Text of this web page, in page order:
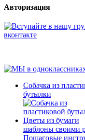
Авторизация
Собачка из
бутылки
Цветы из бумаги
шаблоны своими
Пошаговые